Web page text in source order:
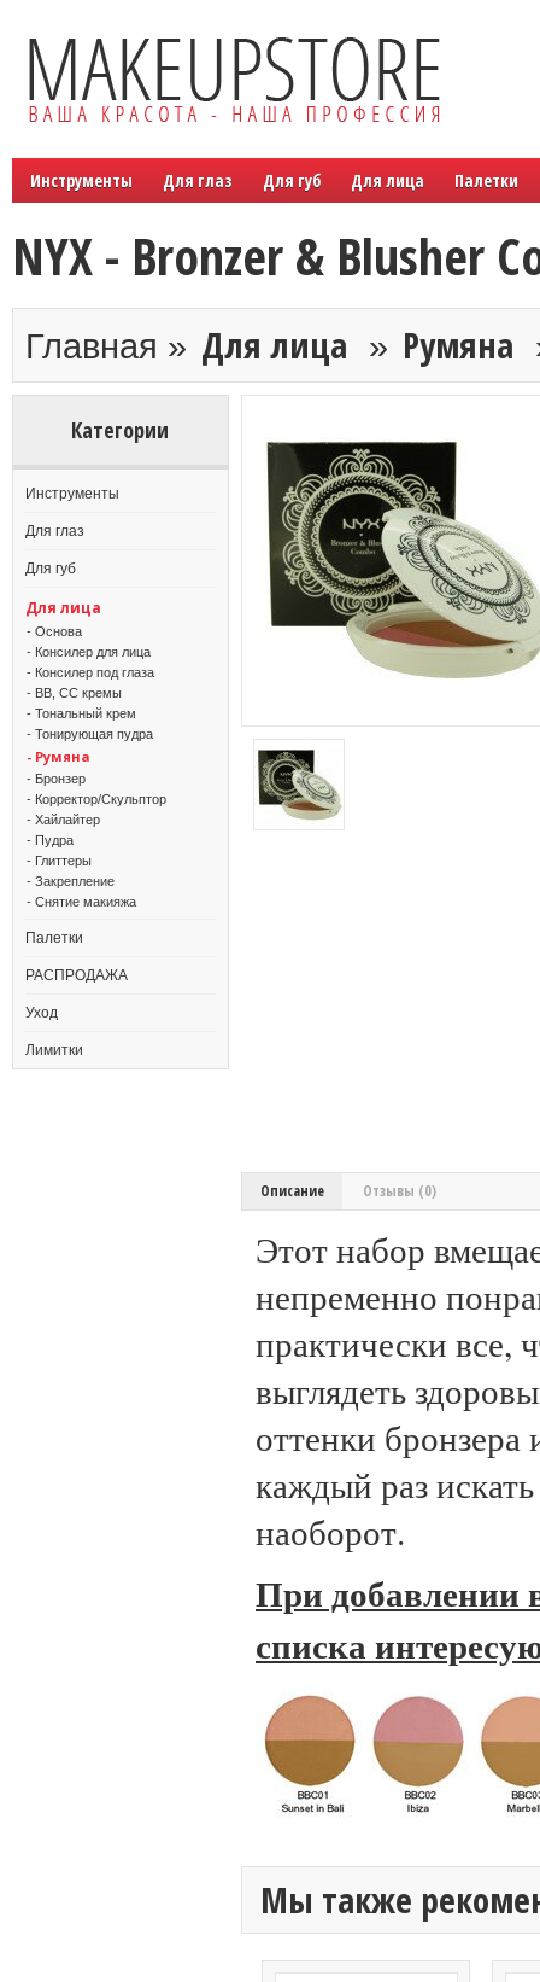
Инструменты Для глаз Для губ Для лица Палетки
NYX - Bronzer & Blusher
Главная » Для лица » Румяна
Категории
Инструменты
Для глаз
Для губ
Для лица
- Основа
- Консилер для лица
- Консилер под глаза
- BB, CC кремы
- Тональный крем
- Тонирующая пудра
- Румяна
- Бронзер
- Корректор/Скульптор
- Хайлайтер
- Пудра
- Глиттеры
- Закрепление
- Снятие макияжа
Палетки
РАСПРОДАЖА
Уход
Лимитки
Описание Отзывы (0)
Этот набор
непременно
практически все,
выглядеть
оттенки
каждый раз
наоборот.
При добавлении
списка
Мы также